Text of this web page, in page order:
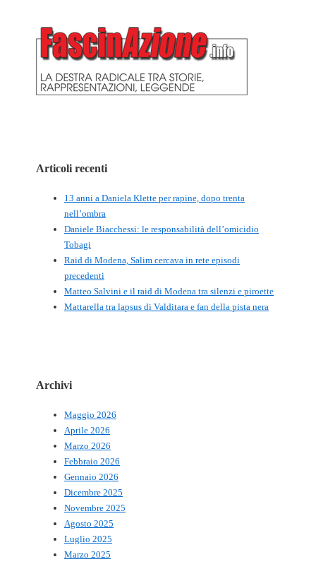
Articoli recenti
13 anni a Daniela Klette per rapine, dopo trenta
nell’ombra
Daniele Biacchessi: le responsabilità dell’omicidio
Tobagi
Raid di Modena, Salim cercava in rete episodi
precedenti
Matteo Salvini e il raid di Modena tra silenzi e piroette
Mattarella tra lapsus di Valditara e fan della pista nera
Archivi
Maggio 2026
Aprile 2026
Marzo 2026
Febbraio 2026
Gennaio 2026
Dicembre 2025
Novembre 2025
Agosto 2025
Luglio 2025
Marzo 2025